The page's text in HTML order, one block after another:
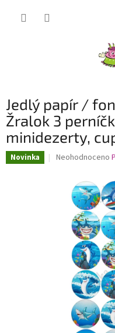
Jedlý papír /
Žralok 3
minidezerty,
Novinka
Průměrné
produktu
hvězdiček.
Neohodnoceno